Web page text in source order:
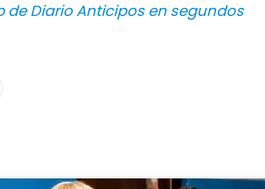
Diario Anticipos en segundos